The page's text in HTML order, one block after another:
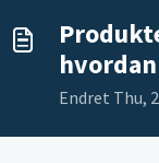
Endret Thu,